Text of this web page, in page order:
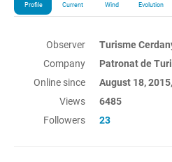
Profile Current Wind Evolution
Observer Turisme
Company
Patronat de
Online since
August 18,
Views
6485
Followers
23